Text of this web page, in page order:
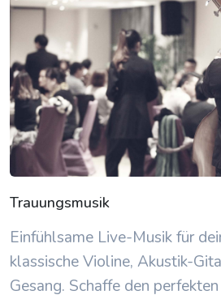
Trauungsmusik
Einfühlsame Live-Musik für
klassische Violine, Akustik-
Gesang. Schaffe den